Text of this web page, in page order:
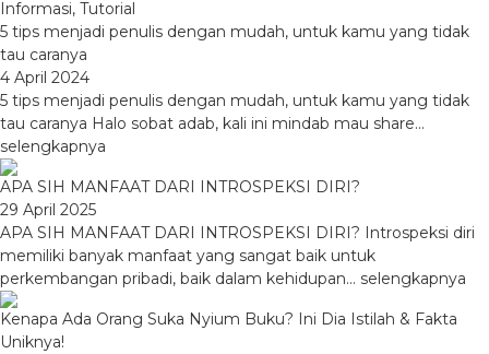
Informasi, Tutorial
5 tips menjadi penulis dengan mudah, untuk kamu yang tidak
tau caranya
4 April 2024
5 tips menjadi penulis dengan mudah, untuk kamu yang tidak
tau caranya Halo sobat adab, kali ini mindab mau share...
selengkapnya
APA SIH MANFAAT DARI INTROSPEKSI DIRI?
29 April 2025
APA SIH MANFAAT DARI INTROSPEKSI DIRI? Introspeksi diri
memiliki banyak manfaat yang sangat baik untuk
perkembangan pribadi, baik dalam kehidupan... selengkapnya
Kenapa Ada Orang Suka Nyium Buku? Ini Dia Istilah & Fakta
Uniknya!